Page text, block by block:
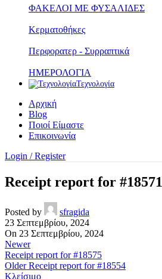
ΦΑΚΕΛΟΙ ΜΕ ΦΥΣΑΛΙΔΕΣ
Κερματοθήκες
Περφορατερ - Συρραπτικά
ΗΜΕΡΟΛΟΓΙΑ
Τεχνολογία
Αρχική
Blog
Ποιοί Είμαστε
Επικοινωνία
Login / Register
Receipt report for #18571
Posted by
sfragida
23 Σεπτεμβρίου, 2024
On 23 Σεπτεμβρίου, 2024
Newer
Receipt report for #18575
Older Receipt report for #18554
Κλείσιμο